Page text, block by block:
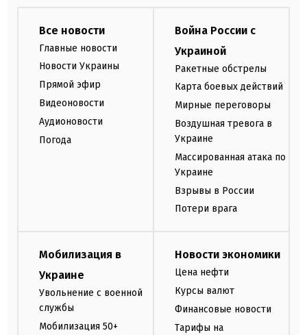
Все новости
Главные новости
Новости Украины
Прямой эфир
Видеоновости
Аудионовости
Погода
Война России с
Украиной
Ракетные обстрелы
Карта боевых действий
Мирные переговоры
Воздушная тревога в
Украине
Массированная атака по
Украине
Взрывы в России
Потери врага
Мобилизация в
Украине
Увольнение с военной
службы
Мобилизация 50+
Новости экономики
Цена нефти
Курсы валют
Финансовые новости
Тарифы на